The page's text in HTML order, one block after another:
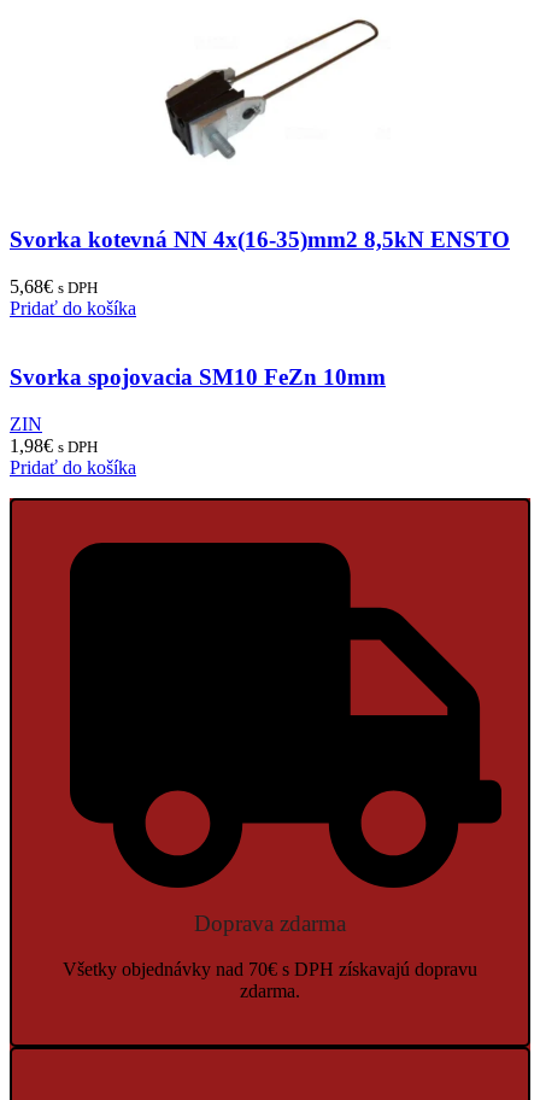
Svorka kotevná NN 4x(16-35)mm2 8,5kN ENSTO
5,68€ s DPH
Pridať do košíka
Svorka spojovacia SM10 FeZn 10mm
ZIN
1,98€ s DPH
Pridať do košíka
Doprava zdarma
Všetky objednávky nad 70€ s DPH získavajú dopravu
zdarma.